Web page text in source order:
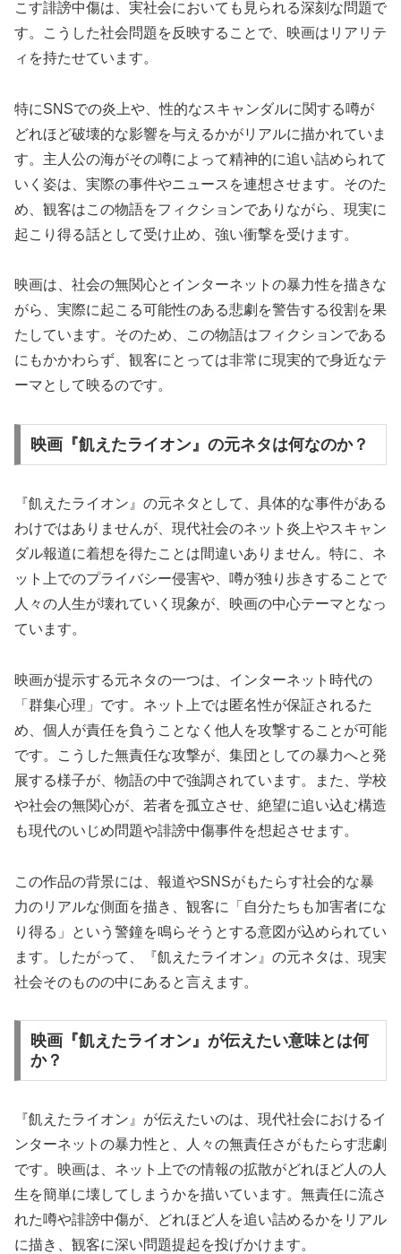
こす誹謗中傷は、実社会においても見られる深刻な問題で
す。こうした社会問題を反映することで、映画はリアリテ
ィを持たせています。
特にSNSでの炎上や、性的なスキャンダルに関する噂が
どれほど破壊的な影響を与えるかがリアルに描かれていま
す。主人公の海がその噂によって精神的に追い詰められて
いく姿は、実際の事件やニュースを連想させます。そのた
め、観客はこの物語をフィクションでありながら、現実に
起こり得る話として受け止め、強い衝撃を受けます。
映画は、社会の無関心とインターネットの暴力性を描きな
がら、実際に起こる可能性のある悲劇を警告する役割を果
たしています。そのため、この物語はフィクションである
にもかかわらず、観客にとっては非常に現実的で身近なテ
ーマとして映るのです。
映画『飢えたライオン』の元ネタは何なのか？
『飢えたライオン』の元ネタとして、具体的な事件がある
わけではありませんが、現代社会のネット炎上やスキャン
ダル報道に着想を得たことは間違いありません。特に、ネ
ット上でのプライバシー侵害や、噂が独り歩きすることで
人々の人生が壊れていく現象が、映画の中心テーマとなっ
ています。
映画が提示する元ネタの一つは、インターネット時代の
「群集心理」です。ネット上では匿名性が保証されるた
め、個人が責任を負うことなく他人を攻撃することが可能
です。こうした無責任な攻撃が、集団としての暴力へと発
展する様子が、物語の中で強調されています。また、学校
や社会の無関心が、若者を孤立させ、絶望に追い込む構造
も現代のいじめ問題や誹謗中傷事件を想起させます。
この作品の背景には、報道やSNSがもたらす社会的な暴
力のリアルな側面を描き、観客に「自分たちも加害者にな
り得る」という警鐘を鳴らそうとする意図が込められてい
ます。したがって、『飢えたライオン』の元ネタは、現実
社会そのものの中にあると言えます。
映画『飢えたライオン』が伝えたい意味とは何
か？
『飢えたライオン』が伝えたいのは、現代社会におけるイ
ンターネットの暴力性と、人々の無責任さがもたらす悲劇
です。映画は、ネット上での情報の拡散がどれほど人の人
生を簡単に壊してしまうかを描いています。無責任に流さ
れた噂や誹謗中傷が、どれほど人を追い詰めるかをリアル
に描き、観客に深い問題提起を投げかけます。